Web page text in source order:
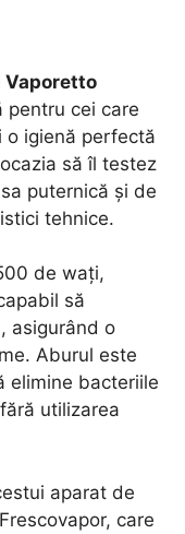
Vaporetto
pentru cei care
o igienă perfectă
să îl testez
puternică și de
tehnice.
de wați,
să
asigurând o
Aburul este
elimine bacteriile
utilizarea
aparat de
care